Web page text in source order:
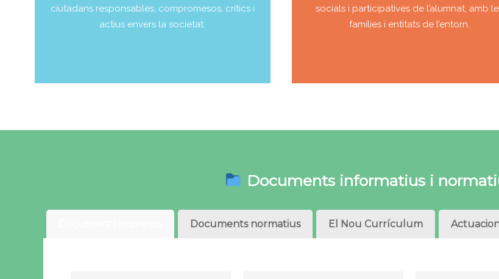
ciutadans responsables, compromesos, crítics i
actius envers la societat.
socials i participatives de l’alumnat, amb
famílies i entitats de l’entorn.
Documents informatius i
Documents normatius El Nou Currículum